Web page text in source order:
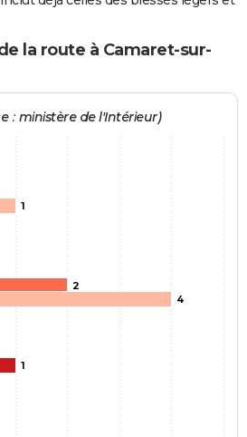
la route à Camaret-sur-
: ministère de l'Intérieur)
1
2
1
4